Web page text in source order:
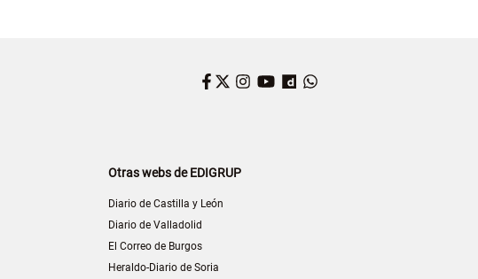
Facebook
Twitter
Instagram
YouTube
Dailymotion
Otras webs de EDIGRUP
Diario de Castilla y León
Diario de Valladolid
El Correo de Burgos
Heraldo-Diario de Soria